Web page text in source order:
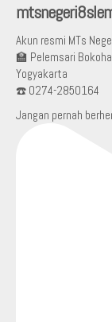
Akun resmi MTs
🏫 Pelemsari
Yogyakarta
☎️ 0274-2850164
Jangan pernah